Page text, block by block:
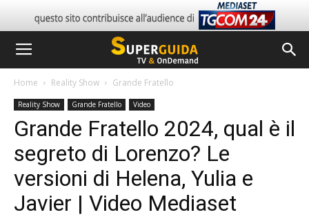
Home Reality Show Grande Fratello
Reality Show Grande Fratello Video
Grande Fratello 2024, qual è il
segreto di Lorenzo? Le
versioni di Helena, Yulia e
Javier | Video Mediaset